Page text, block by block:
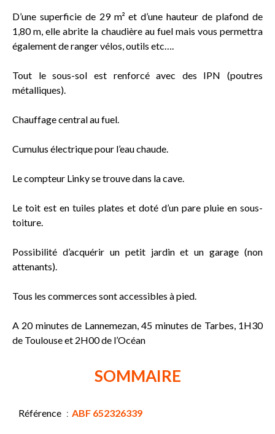
D’une superficie de 29 m² et d’une hauteur de plafond de
1,80 m, elle abrite la chaudière au fuel mais vous permettra
également de ranger vélos, outils etc….
Tout le sous-sol est renforcé avec des IPN (poutres
métalliques).
Chauffage central au fuel.
Cumulus électrique pour l’eau chaude.
Le compteur Linky se trouve dans la cave.
Le toit est en tuiles plates et doté d’un pare pluie en sous-
toiture.
Possibilité d’acquérir un petit jardin et un garage (non
attenants).
Tous les commerces sont accessibles à pied.
A 20 minutes de Lannemezan, 45 minutes de Tarbes, 1H30
de Toulouse et 2H00 de l’Océan
SOMMAIRE
Référence ABF 652326339